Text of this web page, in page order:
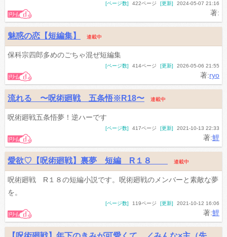
著:
[ページ数] 422ページ [更新] 2024-05-07 21:16
魅惑の恋【短編集】 連載中
保科宗四郎多めのごちゃ混ぜ短編集
著:ryo
[ページ数] 414ページ [更新] 2026-05-06 21:55
流れる 〜呪術廻戦 五条悟※R18〜 連載中
呪術廻戦五条悟夢！逆ハーです
著:鯉
[ページ数] 417ページ [更新] 2021-10-13 22:33
愛欲♡【呪術廻戦】裏夢 短編 R１８ 連載中
呪術廻戦 R１８の短編小説です。呪術廻戦のメンバーと素敵な夢
を。
著:鯉
[ページ数] 119ページ [更新] 2021-10-12 16:06